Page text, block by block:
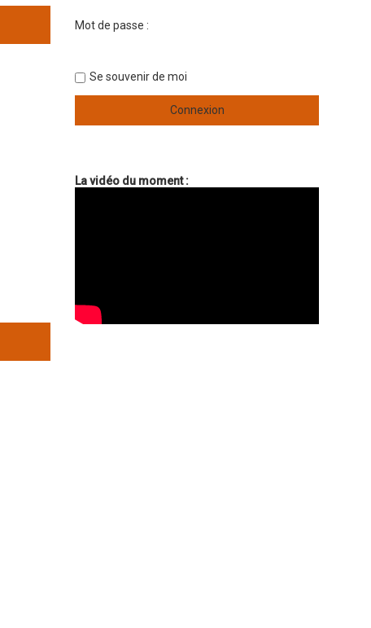
Mot de passe :
Se souvenir de moi
La vidéo du moment :